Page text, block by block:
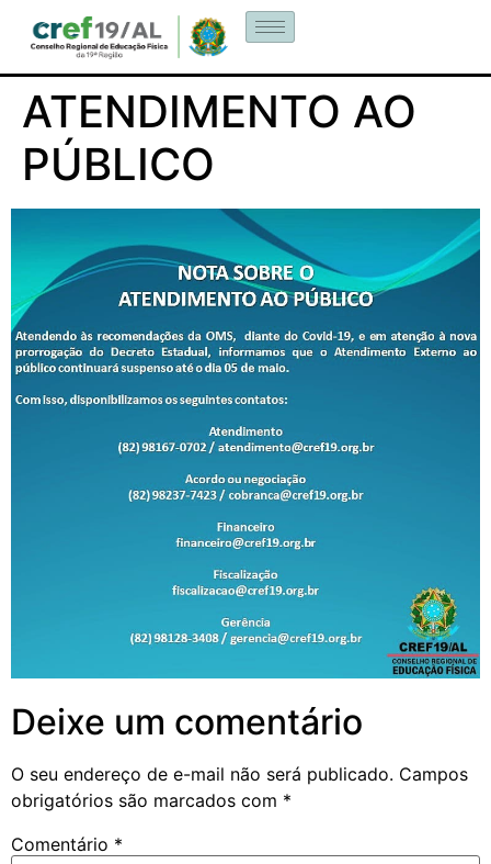
ATENDIMENTO AO
PÚBLICO
Deixe um comentário
O seu endereço de e-mail não será publicado. Campos
obrigatórios são marcados com *
Comentário *